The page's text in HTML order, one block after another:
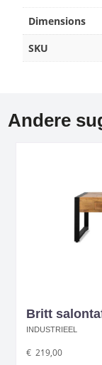
Dimensions
SKU
Andere
Britt
INDUSTRIEEL
€ 219,00